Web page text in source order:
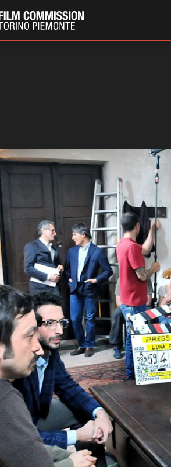
GUIDE
di produzione
di servizio
GUIDE
SPECIALI
in Piemonte
Film Industry - Production
Festival
Days
Locarno
Mostra
Toronto
Festa del
Torino
David di
Nastri
Premio
Location